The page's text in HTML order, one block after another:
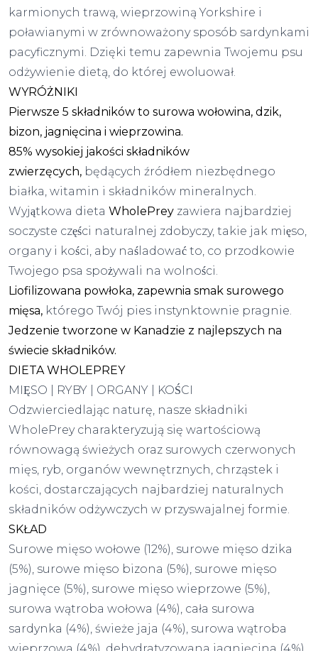
karmionych trawą, wieprzowiną Yorkshire i
poławianymi w zrównoważony sposób sardynkami
pacyficznymi. Dzięki temu zapewnia Twojemu psu
odżywienie dietą, do której ewoluował.
WYRÓŻNIKI
Pierwsze 5 składników to surowa wołowina, dzik,
bizon, jagnięcina i wieprzowina.
85% wysokiej jakości składników
zwierzęcych, będących źródłem niezbędnego
białka, witamin i składników mineralnych.
Wyjątkowa dieta WholePrey zawiera najbardziej
soczyste części naturalnej zdobyczy, takie jak mięso,
organy i kości, aby naśladować to, co przodkowie
Twojego psa spożywali na wolności.
Liofilizowana powłoka, zapewnia smak surowego
mięsa, którego Twój pies instynktownie pragnie.
Jedzenie tworzone w Kanadzie z najlepszych na
świecie składników.
DIETA WHOLEPREY
MIĘSO | RYBY | ORGANY | KOŚCI
Odzwierciedlając naturę, nasze składniki
WholePrey charakteryzują się wartościową
równowagą świeżych oraz surowych czerwonych
mięs, ryb, organów wewnętrznych, chrząstek i
kości, dostarczających najbardziej naturalnych
składników odżywczych w przyswajalnej formie.
SKŁAD
Surowe mięso wołowe (12%), surowe mięso dzika
(5%), surowe mięso bizona (5%), surowe mięso
jagnięce (5%), surowe mięso wieprzowe (5%),
surowa wątroba wołowa (4%), cała surowa
sardynka (4%), świeże jaja (4%), surowa wątroba